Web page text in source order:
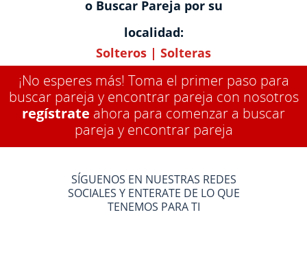
o Buscar Pareja por su
localidad:
Solteros | Solteras
¡No esperes más! Toma el primer paso para
buscar pareja y encontrar pareja con nosotros
regístrate ahora para comenzar a buscar
pareja y encontrar pareja
SÍGUENOS EN NUESTRAS REDES
SOCIALES Y ENTERATE DE LO QUE
TENEMOS PARA TI